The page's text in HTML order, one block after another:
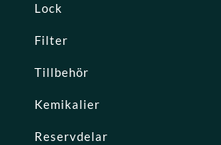
Lock
Filter
Tillbehör
Kemikalier
Reservdelar